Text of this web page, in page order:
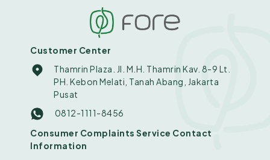
Customer Center
Thamrin Plaza. Jl. M.H. Thamrin Kav. 8-9 Lt.
PH. Kebon Melati, Tanah Abang, Jakarta
Pusat
0812-1111-8456
Consumer Complaints Service Contact
Information